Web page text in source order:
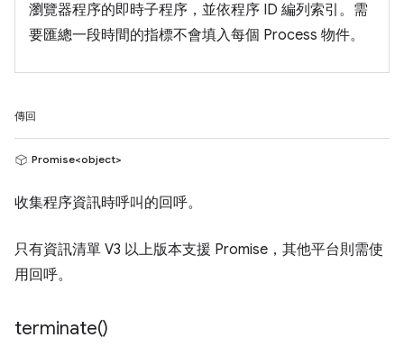
瀏覽器程序的即時子程序，並依程序 ID 編列索引。需
要匯總一段時間的指標不會填入每個 Process 物件。
傳回
Promise<object>
收集程序資訊時呼叫的回呼。
只有資訊清單 V3 以上版本支援 Promise，其他平台則需使
用回呼。
terminate()